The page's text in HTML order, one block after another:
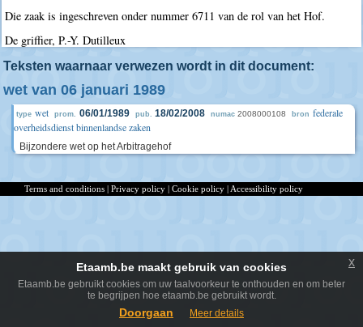
Die zaak is ingeschreven onder nummer 6711 van de rol van het Hof.
De griffier, P.-Y. Dutilleux
Teksten waarnaar verwezen wordt in dit document:
wet van 06 januari 1989
type wet prom. 06/01/1989 pub. 18/02/2008 numac 2008000108 bron federale
overheidsdienst binnenlandse zaken
Bijzondere wet op het Arbitragehof
Terms and conditions | Privacy policy | Cookie policy | Accessibility policy
Etaamb.be maakt gebruik van cookies
Etaamb.be gebruikt cookies om uw taalvoorkeur te onthouden en om beter
te begrijpen hoe etaamb.be gebruikt wordt.
Doorgaan Meer details
x